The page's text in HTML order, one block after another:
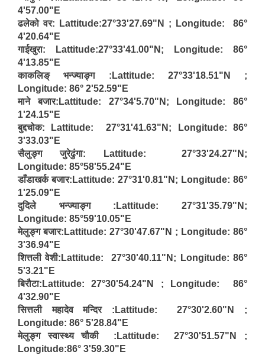
4'57.00"E
ढलेको वर: Lattitude:27°33'27.69"N ; Longitude: 86°
4'20.64"E
गाईखुरा: Lattitude:27°33'41.00"N; Longitude: 86°
4'13.85"E
काकलिङ् भन्ज्याङ्ग :Lattitude: 27°33'18.51"N ;
Longitude: 86° 2'52.59"E
माने बजार:Lattitude: 27°34'5.70"N; Longitude: 86°
1'24.15"E
बुद्दचोक: Lattitude: 27°31'41.63"N; Longitude: 86°
3'33.03"E
सैलुङ्ग जुरेढुंगा: Lattitude: 27°33'24.27"N;
Longitude: 85°58'55.24"E
डाँडाखर्क बजार:Lattitude: 27°31'0.81"N; Longitude: 86°
1'25.09"E
दुदिले भन्ज्याङ्ग :Lattitude: 27°31'35.79"N;
Longitude: 85°59'10.05"E
मेलुङ्ग बजार:Lattitude: 27°30'47.67"N ; Longitude: 86°
3'36.94"E
शित्तली वेशी:Lattitude: 27°30'40.11"N; Longitude: 86°
5'3.21"E
बिरौटा:Lattitude: 27°30'54.24"N ; Longitude: 86°
4'32.90"E
सित्तली महादेव मन्दिर :Lattitude: 27°30'2.60"N ;
Longitude: 86° 5'28.84"E
मेलुङ्ग स्वास्थ्य चौकी :Lattitude: 27°30'51.57"N ;
Longitude:86° 3'59.30"E